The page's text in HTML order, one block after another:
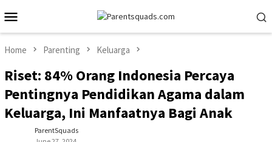
to
contentMenu
Home Parenting Keluarga
Riset: 84% Orang Indonesia Percaya
Pentingnya Pendidikan Agama dalam
Keluarga, Ini Manfaatnya Bagi Anak
ParentSquads